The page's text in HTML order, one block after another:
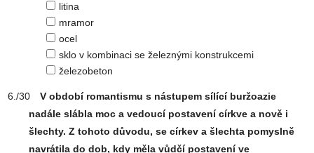
litina
mramor
ocel
sklo v kombinaci se železnými konstrukcemi
železobeton
V období romantismu s nástupem sílící buržoazie
nadále slábla moc a vedoucí postavení církve a nově i
šlechty. Z tohoto důvodu, se církev a šlechta pomyslně
navrátila do dob, kdy měla vůdčí postavení ve